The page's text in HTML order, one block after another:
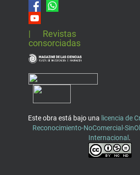
| Revistas
consorciadas
Este obra está bajo una licencia de
Reconocimiento-NoComercial-
Internacional .